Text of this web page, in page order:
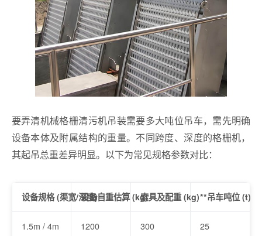
要弄清机械格栅清污机吊装需要多大吨位吊车，需先明确
设备本体及附属结构的重量。不同跨度、深度的格栅机，
其起吊总重差异明显。以下为常见规格参数对比：
设备规格 (渠宽/深度)设备自重估算 (kg)索具及配重 (kg)**吊车吨位 (t)
1.5m / 4m 1200 300 25